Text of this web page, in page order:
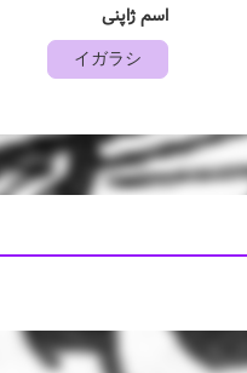
اسم ژاپنی
イガラシ